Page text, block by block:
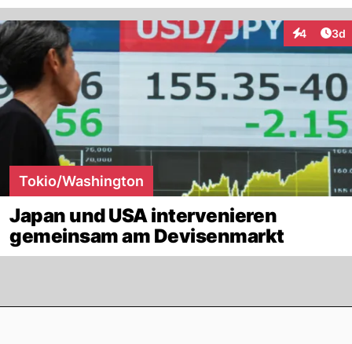
4 3d
Tokio/Washington
Japan und USA intervenieren
gemeinsam am Devisenmarkt